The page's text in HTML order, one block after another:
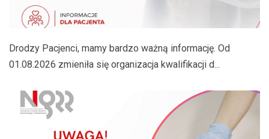
Drodzy Pacjenci, mamy bardzo ważną informację. Od
01.08.2026 zmieniła się organizacja kwalifikacji d...